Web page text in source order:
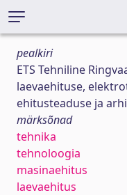
pealkiri
ETS Tehniline
laevaehituse,
ehitusteaduse ja
märksõnad
tehnika
tehnoloogia
masinaehitus
laevaehitus